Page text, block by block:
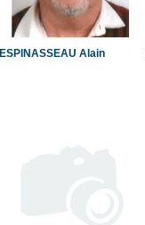
ESPINASSEAU Alain